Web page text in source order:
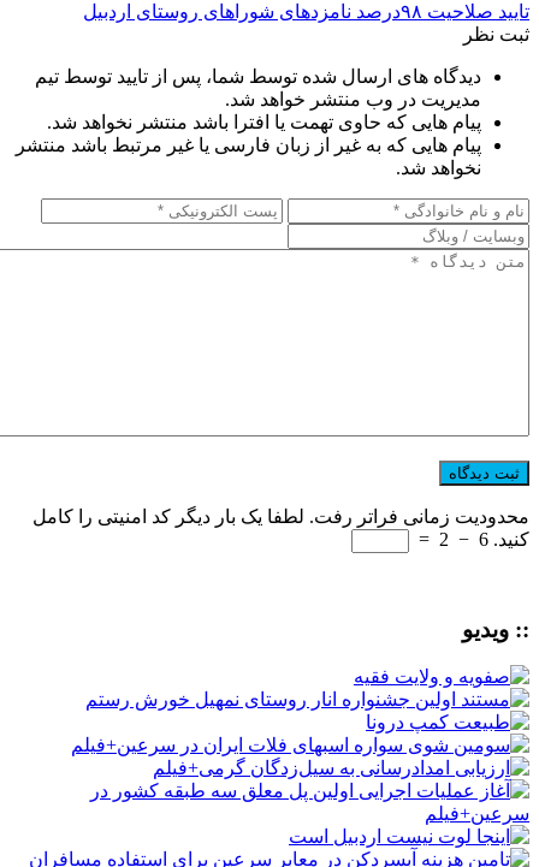
تایید صلاحیت ۹۸درصد نامزدهای شوراهای روستای اردبیل
ثبت نظر
دیدگاه های ارسال شده توسط شما، پس از تایید توسط تیم
مدیریت در وب منتشر خواهد شد.
پیام هایی که حاوی تهمت یا افترا باشد منتشر نخواهد شد.
پیام هایی که به غیر از زبان فارسی یا غیر مرتبط باشد منتشر
نخواهد شد.
محدودیت زمانی فراتر رفت. لطفا یک بار دیگر کد امنیتی را کامل
کنید. 6
−
2
=
:: ویدیو